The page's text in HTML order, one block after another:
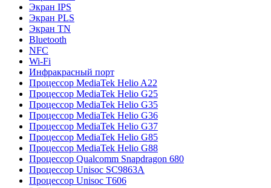
Экран IPS
Экран PLS
Экран TN
Bluetooth
NFC
Wi-Fi
Инфракрасный порт
Процессор MediaTek Helio A22
Процессор MediaTek Helio G25
Процессор MediaTek Helio G35
Процессор MediaTek Helio G36
Процессор MediaTek Helio G37
Процессор MediaTek Helio G85
Процессор MediaTek Helio G88
Процессор Qualcomm Snapdragon 680
Процессор Unisoc SC9863A
Процессор Unisoc T606